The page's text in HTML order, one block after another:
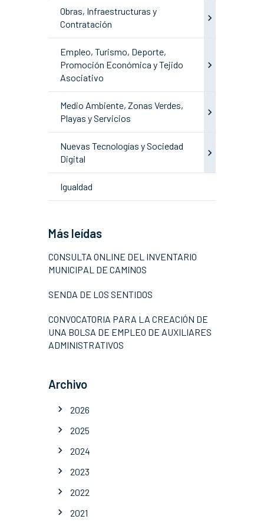
Obras, Infraestructuras y
Contratación
Empleo, Turismo, Deporte,
Promoción Económica y Tejido
Asociativo
Medio Ambiente, Zonas Verdes,
Playas y Servicios
Nuevas Tecnologías y Sociedad
Digital
Igualdad
Más leídas
CONSULTA ONLINE DEL INVENTARIO
MUNICIPAL DE CAMINOS
SENDA DE LOS SENTIDOS
CONVOCATORIA PARA LA CREACIÓN DE
UNA BOLSA DE EMPLEO DE AUXILIARES
ADMINISTRATIVOS
Archivo
2026
2025
2024
2023
2022
2021